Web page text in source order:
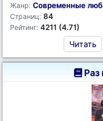
Жанр: Современные
Страниц: 84
Рейтинг: 4211 (4.71)
Читать
Раз